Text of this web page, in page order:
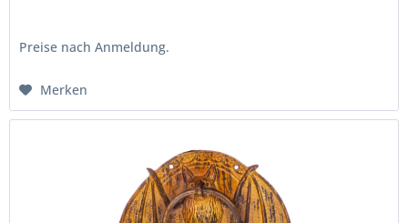
Preise nach Anmeldung.
Merken